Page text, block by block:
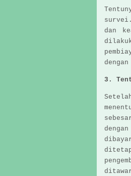
dan
3.